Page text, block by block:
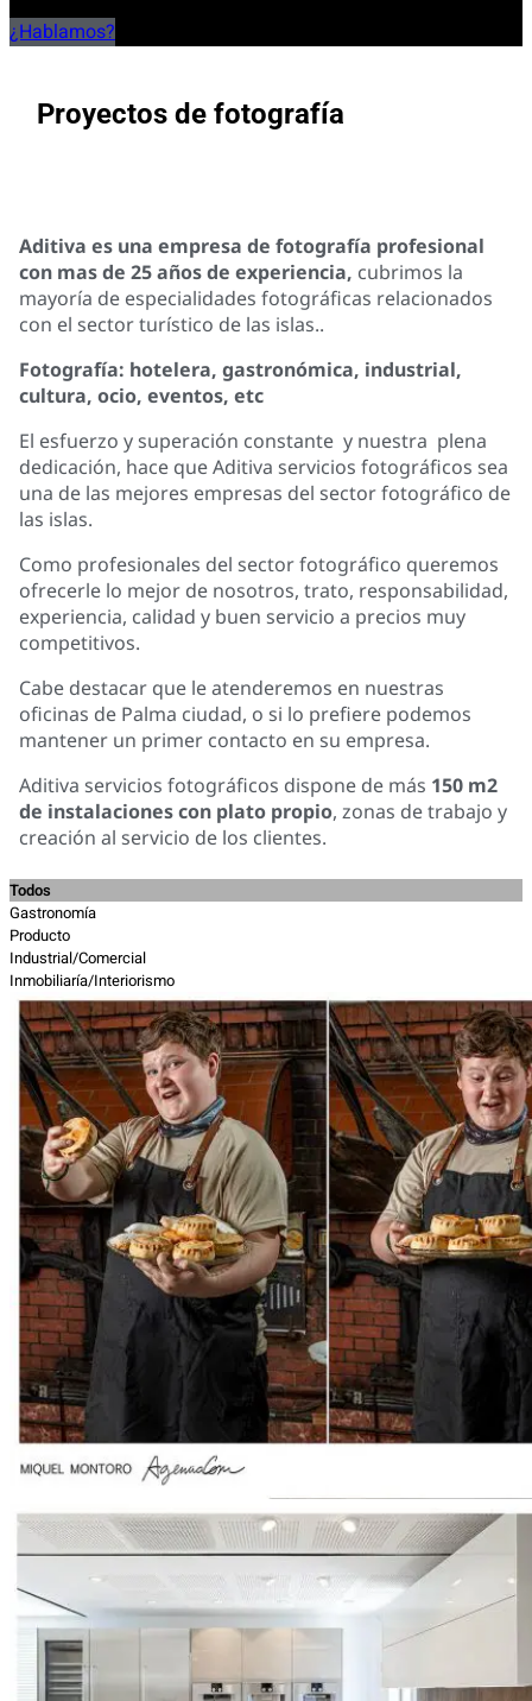
¿Hablamos?
Proyectos de fotografía
Aditiva es una empresa de fotografía profesional
con mas de 25 años de experiencia, cubrimos la
mayoría de especialidades fotográficas relacionados
con el sector turístico de las islas..
Fotografía: hotelera, gastronómica, industrial,
cultura, ocio, eventos, etc
El esfuerzo y superación constante y nuestra plena
dedicación, hace que Aditiva servicios fotográficos sea
una de las mejores empresas del sector fotográfico de
las islas.
Como profesionales del sector fotográfico queremos
ofrecerle lo mejor de nosotros, trato, responsabilidad,
experiencia, calidad y buen servicio a precios muy
competitivos.
Cabe destacar que le atenderemos en nuestras
oficinas de Palma ciudad, o si lo prefiere podemos
mantener un primer contacto en su empresa.
Aditiva servicios fotográficos dispone de más 150 m2
de instalaciones con plato propio, zonas de trabajo y
creación al servicio de los clientes.
Todos
Gastronomía
Producto
Industrial/Comercial
Inmobiliaría/Interiorismo